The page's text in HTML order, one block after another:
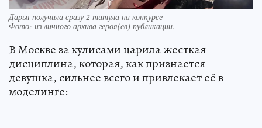
Дарья получила сразу 2 титула на конкурсе
Фото: из личного архива героя(ев) публикации.
В Москве за кулисами царила жесткая
дисциплина, которая, как признается
девушка, сильнее всего и привлекает её в
моделинге: